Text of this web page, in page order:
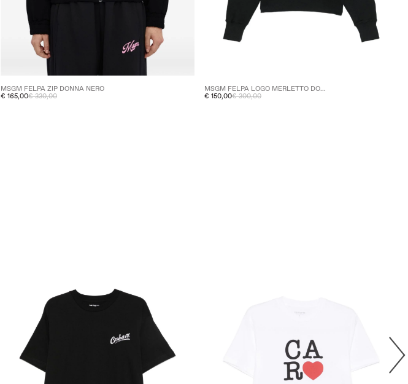
MSGM FELPA ZIP DONNA NERO
€ 165,00€ 330,00
MSGM FELPA LOGO MERLETTO DO...
€ 150,00€ 300,00